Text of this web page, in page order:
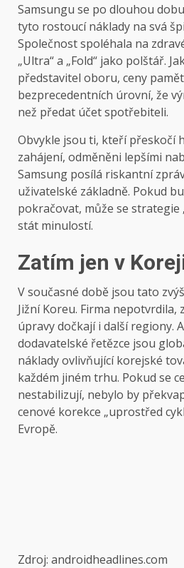
Samsungu se po dlouhou
tyto rostoucí náklady na svá
Společnost spoléhala na
„Ultra“ a „Fold“ jako polštář.
představitel oboru, ceny
bezprecedentních úrovní, že
než předat účet spotřebiteli.
Obvykle jsou ti, kteří přeskočí
zahájení, odměněni lepšími
Samsung posílá riskantní
uživatelské základně. Pokud
pokračovat, může se strategie
stát minulostí.
Zatím jen v
V současné době jsou tato
Jižní Koreu. Firma nepotvrdila,
úpravy dočkají i další regiony.
dodavatelské řetězce jsou
náklady ovlivňující korejské
každém jiném trhu. Pokud se
nestabilizují, nebylo by
cenové korekce „uprostřed
Evropě.
Zdroj: androidheadlines.com